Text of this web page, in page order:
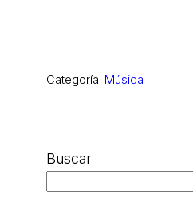
Categoría: Música
Buscar